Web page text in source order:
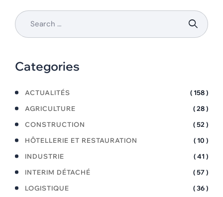
Categories
ACTUALITÉS
( 158 )
AGRICULTURE
( 28 )
CONSTRUCTION
( 52 )
HÔTELLERIE ET RESTAURATION
( 10 )
INDUSTRIE
( 41 )
INTERIM DÉTACHÉ
( 57 )
LOGISTIQUE
( 36 )